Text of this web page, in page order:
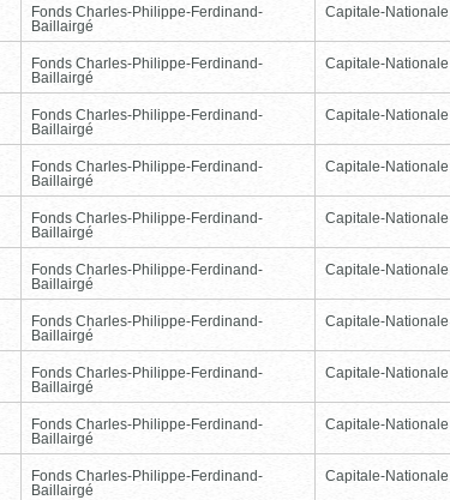
Fonds Charles-Philippe-Ferdinand-
Baillairgé
Capitale-Nationale
Fonds Charles-Philippe-Ferdinand-
Baillairgé
Capitale-Nationale
Fonds Charles-Philippe-Ferdinand-
Baillairgé
Capitale-Nationale
Fonds Charles-Philippe-Ferdinand-
Baillairgé
Capitale-Nationale
Fonds Charles-Philippe-Ferdinand-
Baillairgé
Capitale-Nationale
Fonds Charles-Philippe-Ferdinand-
Baillairgé
Capitale-Nationale
Fonds Charles-Philippe-Ferdinand-
Baillairgé
Capitale-Nationale
Fonds Charles-Philippe-Ferdinand-
Baillairgé
Capitale-Nationale
Fonds Charles-Philippe-Ferdinand-
Baillairgé
Capitale-Nationale
Fonds Charles-Philippe-Ferdinand-
Baillairgé
Capitale-Nationale